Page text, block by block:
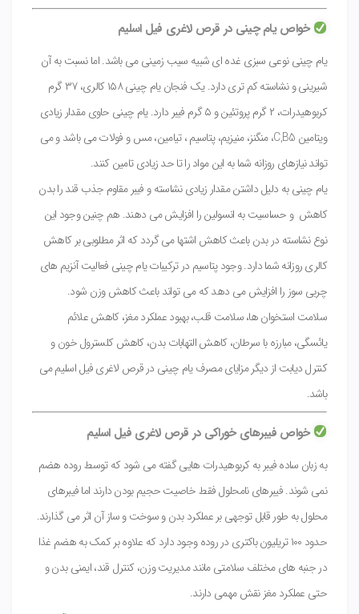
خواص یام چینی در قرص لاغری فیل اسلیم
یام چینی نوعی سبزی غده ای شبیه سیب زمینی می باشد. اما نسبت به آن
شیرینی و نشاسته کم تری دارد. یک فنجان یام چینی ۱۵۸ کالری، ۳۷ گرم
کربوهیدرات، ۲ گرم پروتئین و ۵ گرم فیبر دارد. یام چینی حاوی مقدار زیادی
ویتامین C,B5، منگنز، منیزیم، پتاسیم ، تیامین، مس و فولات می باشد و می
تواند نیازهای روزانه شما به این مواد را تا حد زیادی تامین کنند.
یام چینی به دلیل داشتن مقدار زیادی نشاسته و فیبر مقاوم جذب قند را بدن
کاهش و حساسیت به انسولین را افزایش می دهند. هم چنین وجود این
نوع نشاسته در بدن باعث کاهش اشتها می گردد که اثر مطلوبی بر کاهش
کالری روزانه شما دارد. وجود پتاسیم در ترکیبات یام چینی فعالیت آنزیم های
چربی سوز را افزایش می دهد که می تواند باعث کاهش وزن شود.
سلامت استخوان ها، سلامت قلب، بهبود عملکرد مغز، کاهش علائم
یائسگی، مبارزه با سرطان، کاهش التهابات بدن، کاهش کلسترول خون و
کنترل دیابت از دیگر مزایای مصرف یام چینی در قرص لاغری فیل اسلیم می
باشد.
خواص فیبرهای خوراکی در قرص لاغری فیل اسلیم
به زبان ساده فیبر به کربوهیدرات هایی گفته می شود که توسط روده هضم
نمی شوند. فیبرهای نامحلول فقط خاصیت حجیم بودن دارند اما فیبرهای
محلول به طور قابل توجهی بر عملکرد بدن و سوخت و ساز آن اثر می گذارند.
حدود ۱۰۰ تریلیون باکتری در روده وجود دارد که علاوه بر کمک به هضم غذا
در جنبه های مختلف سلامتی مانند مدیریت وزن، کنترل قند، ایمنی بدن و
حتی عملکرد مغز نقش مهمی دارند.